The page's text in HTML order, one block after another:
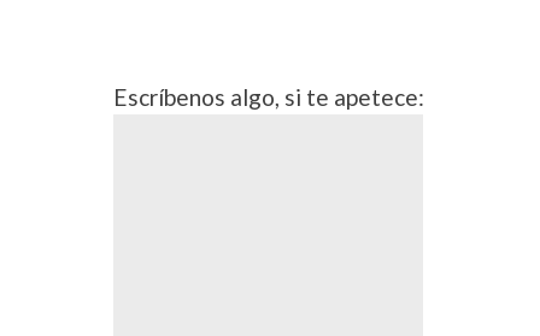
Escríbenos algo, si te apetece: